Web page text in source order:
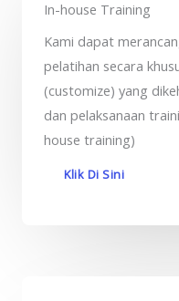
In-house Training
Kami dapat
pelatihan secara
(customize) yang
dan pelaksanaan
house training)
Klik Di Sini